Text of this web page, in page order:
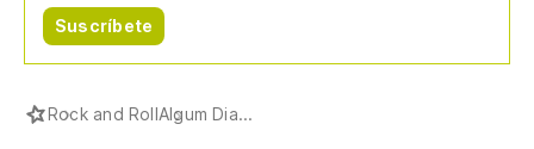
Suscríbete
Rock and RollAlgum Dia...